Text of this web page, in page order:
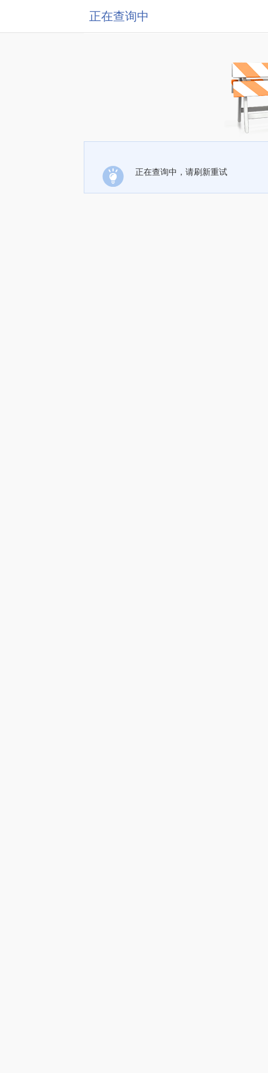
正在查询中
正在查询中，请刷新重试